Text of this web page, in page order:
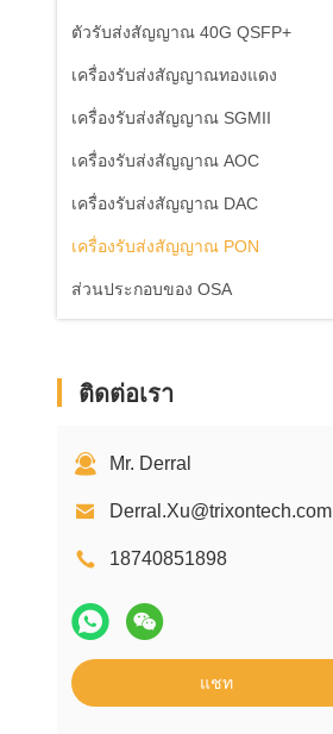
ตัวรับส่งสัญญาณ 40G QSFP+
เครื่องรับส่งสัญญาณทองแดง
เครื่องรับส่งสัญญาณ SGMII
เครื่องรับส่งสัญญาณ AOC
เครื่องรับส่งสัญญาณ DAC
เครื่องรับส่งสัญญาณ PON
ส่วนประกอบของ OSA
ติดต่อเรา
Mr. Derral
Derral.Xu@trixontech.com
18740851898
แชท